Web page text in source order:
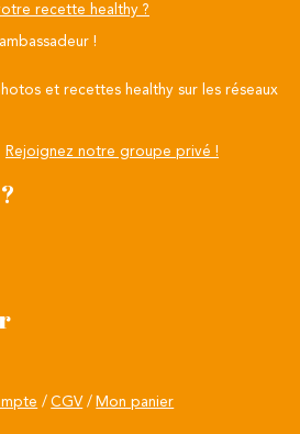
recette healthy ?
!
et recettes healthy sur les réseaux
Rejoignez notre groupe privé !
CGV Mon panier